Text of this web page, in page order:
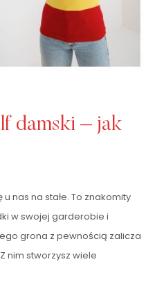
damski – jak
nas na stałe. To znakomity
w swojej garderobie i
grona z pewnością zalicza
nim stworzysz wiele